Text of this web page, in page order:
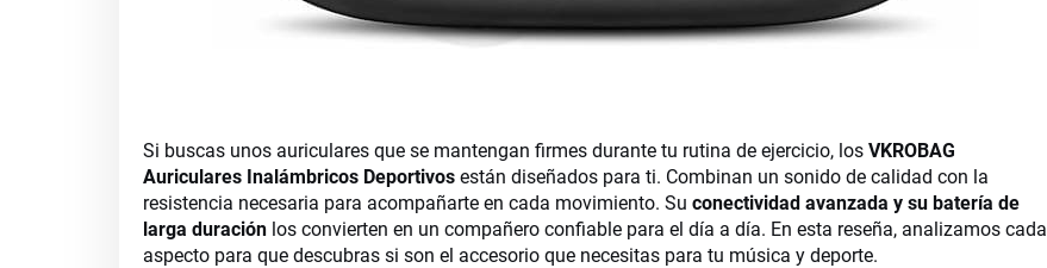
Si buscas unos auriculares que se mantengan firmes durante tu rutina de ejercicio, los VKROBAG
Auriculares Inalámbricos Deportivosestán diseñados para ti. Combinan un sonido de calidad con la
resistencia necesaria para acompañarte en cada movimiento. Su conectividad avanzada y su batería de
larga duraciónlos convierten en un compañero confiable para el día a día. En esta reseña, analizamos cada
aspecto para que descubras si son el accesorio que necesitas para tu música y deporte.